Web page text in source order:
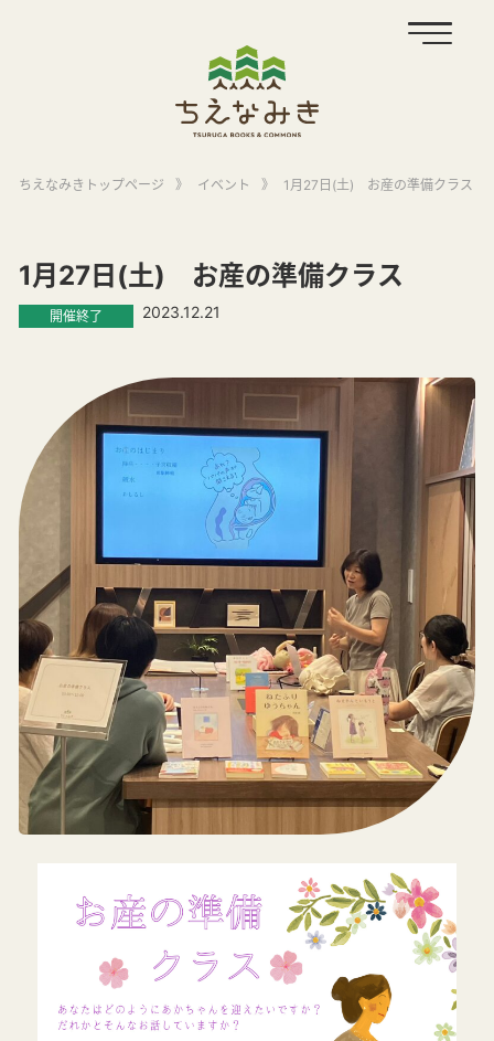
ちえなみきトップページ 》 イベント 》 1月27日(土) お産の準備クラス
1月27日(土) お産の準備クラス
開催終了 2023.12.21